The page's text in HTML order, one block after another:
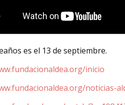
es el 13 de septiembre.
inicio
noticias-